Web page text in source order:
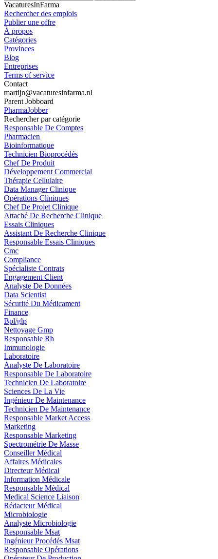
VacaturesInFarma
Rechercher des emplois
Publier une offre
À propos
Catégories
Provinces
Blog
Entreprises
Terms of service
Contact
martijn@vacaturesinfarma.nl
Parent Jobboard
PharmaJobber
Rechercher par catégorie
Responsable De Comptes
Pharmacien
Bioinformatique
Technicien Bioprocédés
Chef De Produit
Développement Commercial
Thérapie Cellulaire
Data Manager Clinique
Opérations Cliniques
Chef De Projet Clinique
Attaché De Recherche Clinique
Essais Cliniques
Assistant De Recherche Clinique
Responsable Essais Cliniques
Cmc
Compliance
Spécialiste Contrats
Engagement Client
Analyste De Données
Data Scientist
Sécurité Du Médicament
Finance
Bpl/glp
Nettoyage Gmp
Responsable Rh
Immunologie
Laboratoire
Analyste De Laboratoire
Responsable De Laboratoire
Technicien De Laboratoire
Sciences De La Vie
Ingénieur De Maintenance
Technicien De Maintenance
Responsable Market Access
Marketing
Responsable Marketing
Spectrométrie De Masse
Conseiller Médical
Affaires Médicales
Directeur Médical
Information Médicale
Responsable Médical
Medical Science Liaison
Rédacteur Médical
Microbiologie
Analyste Microbiologie
Responsable Msat
Ingénieur Procédés Msat
Responsable Opérations